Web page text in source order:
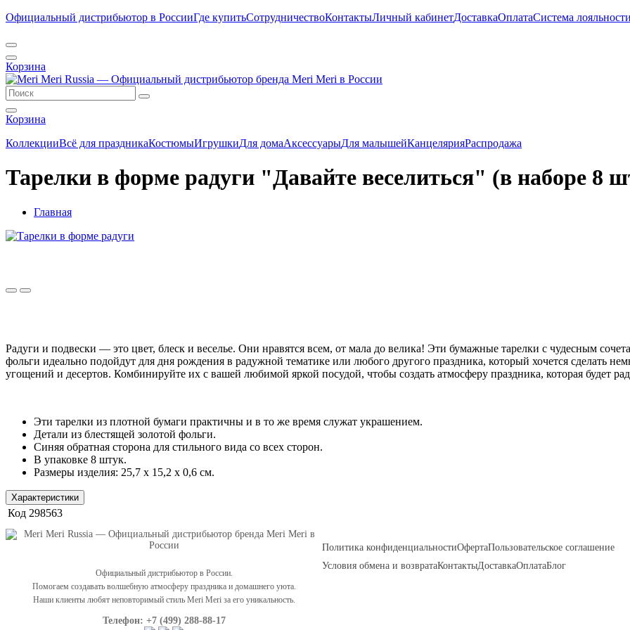
Официальный дистрибьютор в РоссииГде купитьСотрудничествоКонтактыЛичный кабинетДоставкаОплатаСистема лояльности
Корзина
Корзина
КоллекцииВсё для праздникаКостюмыИгрушкиДля домаАксессуарыДля малышейКанцелярияРаспродажа
Тарелки в форме радуги "Давайте веселиться" (в наборе 8
Главная
Радуги и подвески — это цвет, блеск и веселье. Они нравятся всем, от мала до велика! Эти бумажные тарелки с чудесным
фольги идеально подойдут для дня рождения в радужной тематике или любого другого праздника, который хочется сделать
угощений и десертов. Комбинируйте их с вашей любимой яркой посудой, чтобы создать атмосферу праздника, которая будет
Эти тарелки из плотной бумаги практичны и в то же время служат украшением.
Детали из блестящей золотой фольги.
Синяя обратная сторона для стильного вида со всех сторон.
В упаковке 8 штук.
Размеры изделия: 25,7 x 15,2 x 0,6 см.
Характеристики
Код 298563
Официальный дистрибьютор в России.
Помогаем создавать волшебную атмосферу праздника и домашнего уюта.
Наши клиенты любят неповторимый стиль Meri Meri за его уникальность.
Телефон: +7 (499) 288-88-17
Политика конфиденциальностиОфертаПользовательское соглашение
Условия обмена и возвратаКонтактыДоставкаОплатаБлог